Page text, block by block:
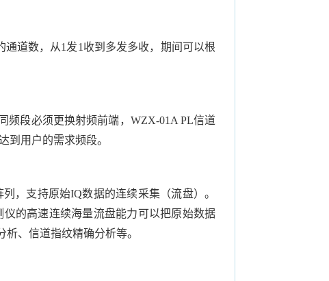
通道数，从1 发1 收到多发多收，期间可以根
频段必须更换射频前端， WZX-01A PL信道
到用户的需求频段。
列，支持原始IQ数据的连续采集（流盘）。
仪的高速连续海量流盘能力可以把原始数据
、信道指纹精确分析等。